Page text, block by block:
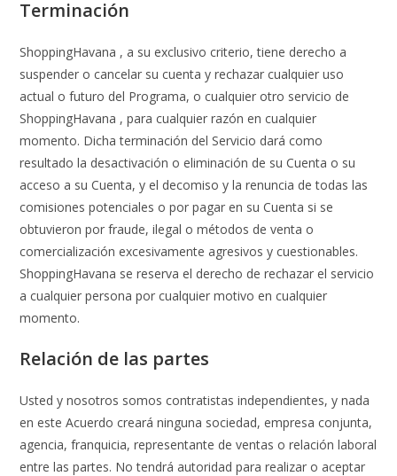
Terminación
ShoppingHavana , a su exclusivo criterio, tiene derecho a
suspender o cancelar su cuenta y rechazar cualquier uso
actual o futuro del Programa, o cualquier otro servicio de
ShoppingHavana , para cualquier razón en cualquier
momento. Dicha terminación del Servicio dará como
resultado la desactivación o eliminación de su Cuenta o su
acceso a su Cuenta, y el decomiso y la renuncia de todas las
comisiones potenciales o por pagar en su Cuenta si se
obtuvieron por fraude, ilegal o métodos de venta o
comercialización excesivamente agresivos y cuestionables.
ShoppingHavana se reserva el derecho de rechazar el servicio
a cualquier persona por cualquier motivo en cualquier
momento.
Relación de las partes
Usted y nosotros somos contratistas independientes, y nada
en este Acuerdo creará ninguna sociedad, empresa conjunta,
agencia, franquicia, representante de ventas o relación laboral
entre las partes. No tendrá autoridad para realizar o aceptar